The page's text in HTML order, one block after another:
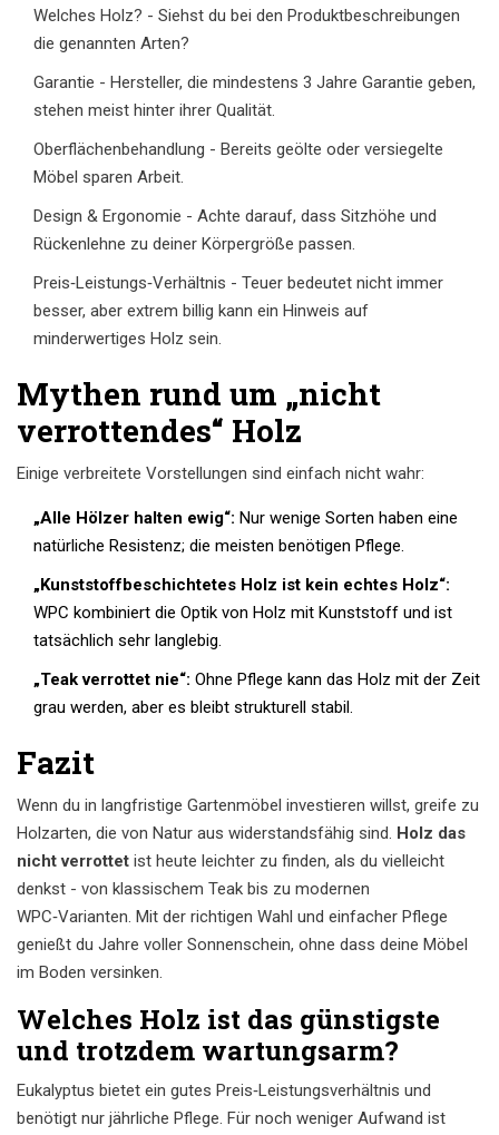
Welches Holz? - Siehst du bei den Produktbeschreibungen
die genannten Arten?
Garantie - Hersteller, die mindestens 3 Jahre Garantie geben,
stehen meist hinter ihrer Qualität.
Oberflächenbehandlung - Bereits geölte oder versiegelte
Möbel sparen Arbeit.
Design & Ergonomie - Achte darauf, dass Sitzhöhe und
Rückenlehne zu deiner Körpergröße passen.
Preis‑Leistungs‑Verhältnis - Teuer bedeutet nicht immer
besser, aber extrem billig kann ein Hinweis auf
minderwertiges Holz sein.
Mythen rund um „nicht
verrottendes“ Holz
Einige verbreitete Vorstellungen sind einfach nicht wahr:
„Alle Hölzer halten ewig“: Nur wenige Sorten haben eine
natürliche Resistenz; die meisten benötigen Pflege.
„Kunststoffbeschichtetes Holz ist kein echtes Holz“:
WPC kombiniert die Optik von Holz mit Kunststoff und ist
tatsächlich sehr langlebig.
„Teak verrottet nie“: Ohne Pflege kann das Holz mit der Zeit
grau werden, aber es bleibt strukturell stabil.
Fazit
Wenn du in langfristige Gartenmöbel investieren willst, greife zu
Holzarten, die von Natur aus widerstandsfähig sind. Holz das
nicht verrottet ist heute leichter zu finden, als du vielleicht
denkst - von klassischem Teak bis zu modernen
WPC‑Varianten. Mit der richtigen Wahl und einfacher Pflege
genießt du Jahre voller Sonnenschein, ohne dass deine Möbel
im Boden versinken.
Welches Holz ist das günstigste
und trotzdem wartungsarm?
Eukalyptus bietet ein gutes Preis‑Leistungsverhältnis und
benötigt nur jährliche Pflege. Für noch weniger Aufwand ist